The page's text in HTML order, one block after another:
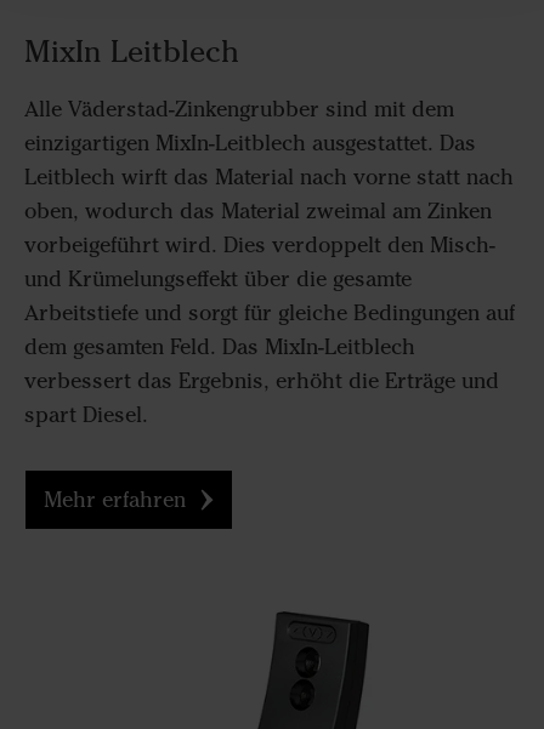
MixIn Leitblech
Alle Väderstad-Zinkengrubber sind mit dem
einzigartigen MixIn-Leitblech ausgestattet. Das
Leitblech wirft das Material nach vorne statt nach
oben, wodurch das Material zweimal am Zinken
vorbeigeführt wird. Dies verdoppelt den Misch-
und Krümelungseffekt über die gesamte
Arbeitstiefe und sorgt für gleiche Bedingungen auf
dem gesamten Feld. Das MixIn-Leitblech
verbessert das Ergebnis, erhöht die Erträge und
spart Diesel.
Mehr erfahren